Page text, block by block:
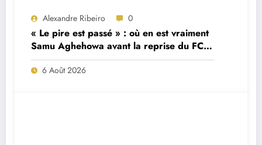
Alexandre Ribeiro 0
« Le pire est passé » : où en est vraiment
Samu Aghehowa avant la reprise du FC
Porto ?
6 Août 2026